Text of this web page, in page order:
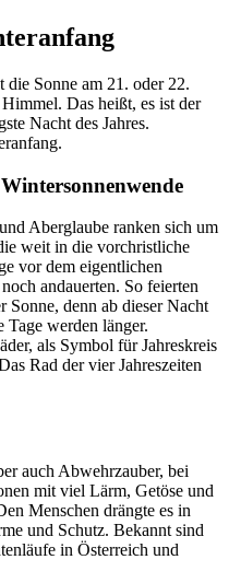
Sonne am 21. oder 22.
Das heißt, es ist der
Nacht des Jahres.
Aberglaube ranken sich um
weit in die vorchristliche
vor dem eigentlichen
andauerten. So feierten
Sonne, denn ab dieser Nacht
werden länger.
als Symbol für Jahreskreis
Rad der vier Jahreszeiten
auch Abwehrzauber, bei
mit viel Lärm, Getöse und
Menschen drängte es in
und Schutz. Bekannt sind
in Österreich und